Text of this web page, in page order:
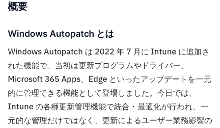
概要
Windows Autopatch とは
Windows Autopatch は 2022 年 7 月に Intune に追加さ
れた機能で、当初は更新プログラムやドライバー、
Microsoft 365 Apps、Edge といったアップデートを一元
的に管理できる機能として登場しました。今日では、
Intune の各種更新管理機能で統合・最適化が行われ、一
元的な管理だけではなく、更新によるユーザー業務影響の